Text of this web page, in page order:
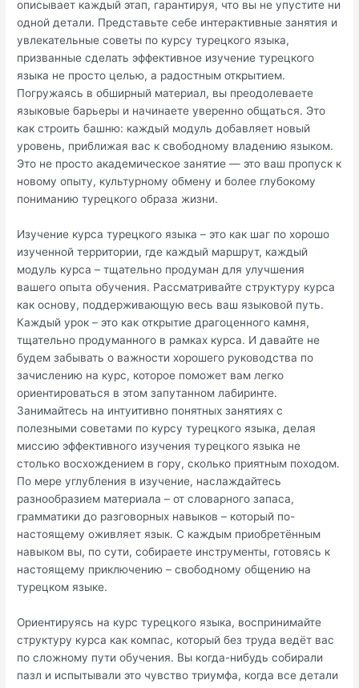
описывает каждый этап, гарантируя, что вы не упустите ни
одной детали. Представьте себе интерактивные занятия и
увлекательные советы по курсу турецкого языка,
призванные сделать эффективное изучение турецкого
языка не просто целью, а радостным открытием.
Погружаясь в обширный материал, вы преодолеваете
языковые барьеры и начинаете уверенно общаться. Это
как строить башню: каждый модуль добавляет новый
уровень, приближая вас к свободному владению языком.
Это не просто академическое занятие — это ваш пропуск к
новому опыту, культурному обмену и более глубокому
пониманию турецкого образа жизни.
Изучение курса турецкого языка – это как шаг по хорошо
изученной территории, где каждый маршрут, каждый
модуль курса – тщательно продуман для улучшения
вашего опыта обучения. Рассматривайте структуру курса
как основу, поддерживающую весь ваш языковой путь.
Каждый урок – это как открытие драгоценного камня,
тщательно продуманного в рамках курса. И давайте не
будем забывать о важности хорошего руководства по
зачислению на курс, которое поможет вам легко
ориентироваться в этом запутанном лабиринте.
Занимайтесь на интуитивно понятных занятиях с
полезными советами по курсу турецкого языка, делая
миссию эффективного изучения турецкого языка не
столько восхождением в гору, сколько приятным походом.
По мере углубления в изучение, наслаждайтесь
разнообразием материала – от словарного запаса,
грамматики до разговорных навыков – который по-
настоящему оживляет язык. С каждым приобретённым
навыком вы, по сути, собираете инструменты, готовясь к
настоящему приключению – свободному общению на
турецком языке.
Ориентируясь на курс турецкого языка, воспринимайте
структуру курса как компас, который без труда ведёт вас
по сложному пути обучения. Вы когда-нибудь собирали
пазл и испытывали это чувство триумфа, когда все детали